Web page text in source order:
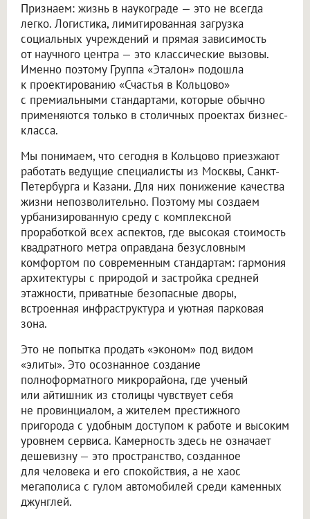
Признаем: жизнь в наукограде — это не всегда
легко. Логистика, лимитированная загрузка
социальных учреждений и прямая зависимость
от научного центра — это классические вызовы.
Именно поэтому Группа «Эталон» подошла
к проектированию «Счастья в Кольцово»
с премиальными стандартами, которые обычно
применяются только в столичных проектах бизнес-
класса.
Мы понимаем, что сегодня в Кольцово приезжают
работать ведущие специалисты из Москвы, Санкт-
Петербурга и Казани. Для них понижение качества
жизни непозволительно. Поэтому мы создаем
урбанизированную среду с комплексной
проработкой всех аспектов, где высокая стоимость
квадратного метра оправдана безусловным
комфортом по современным стандартам: гармония
архитектуры с природой и застройка средней
этажности, приватные безопасные дворы,
встроенная инфраструктура и уютная парковая
зона.
Это не попытка продать «эконом» под видом
«элиты». Это осознанное создание
полноформатного микрорайона, где ученый
или айтишник из столицы чувствует себя
не провинциалом, а жителем престижного
пригорода с удобным доступом к работе и высоким
уровнем сервиса. Камерность здесь не означает
дешевизну — это пространство, созданное
для человека и его спокойствия, а не хаос
мегаполиса с гулом автомобилей среди каменных
джунглей.